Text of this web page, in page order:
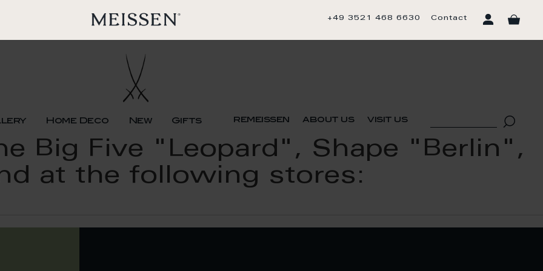
+49 3521 468 6630 Contact
Home Deco New Gifts remeissen about us visit us
Big Five "Leopard", Shape "Berlin",
at the following stores: